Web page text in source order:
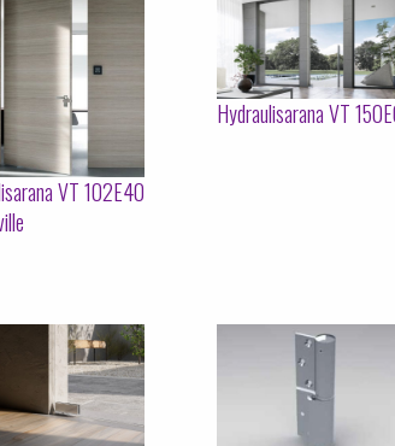
VT 102E40
Hydraulisarana VT